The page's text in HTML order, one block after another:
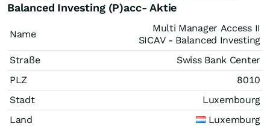
Balanced Investing (P)acc- Aktie
Name
Multi Manager Access II
SICAV - Balanced Investing
Straße
Swiss Bank Center
PLZ
8010
Stadt
Luxembourg
Land
Luxemburg